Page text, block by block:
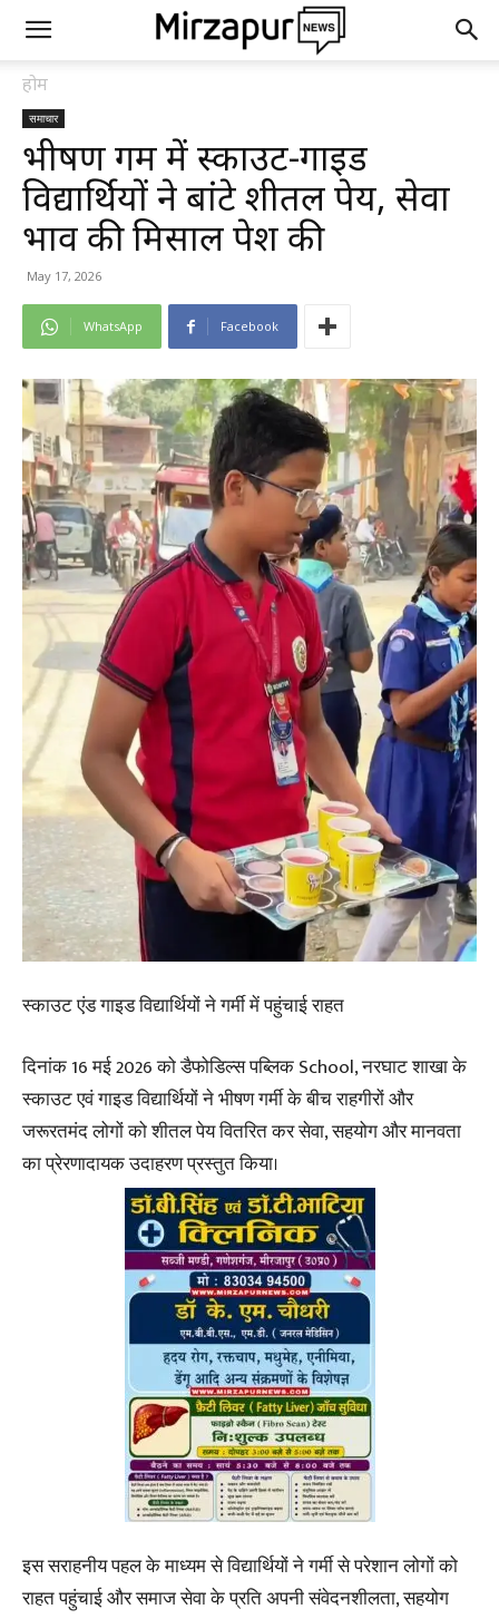
होम
समाचार
भीषण गर्मी में स्काउट-गाइड
विद्यार्थियों ने बांटे शीतल पेय, सेवा
भाव की मिसाल पेश की
May 17, 2026
WhatsApp Facebook
स्काउट एंड गाइड विद्यार्थियों ने गर्मी में पहुंचाई राहत
दिनांक 16 मई 2026 को डैफोडिल्स पब्लिक School, नरघाट शाखा के
स्काउट एवं गाइड विद्यार्थियों ने भीषण गर्मी के बीच राहगीरों और
जरूरतमंद लोगों को शीतल पेय वितरित कर सेवा, सहयोग और मानवता
का प्रेरणादायक उदाहरण प्रस्तुत किया।
इस सराहनीय पहल के माध्यम से विद्यार्थियों ने गर्मी से परेशान लोगों को
राहत पहुंचाई और समाज सेवा के प्रति अपनी संवेदनशीलता, सहयोग